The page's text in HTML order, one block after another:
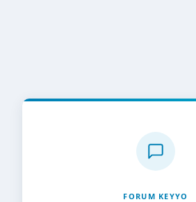
FORUM KEYYO